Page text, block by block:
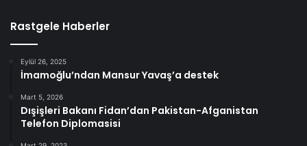
Rastgele Haberler
Eylül 26, 2025
İmamoğlu’ndan Mansur Yavaş’a destek
Mart 5, 2026
Dışişleri Bakanı Fidan’dan Pakistan-Afganistan
Telefon Diplomasisi